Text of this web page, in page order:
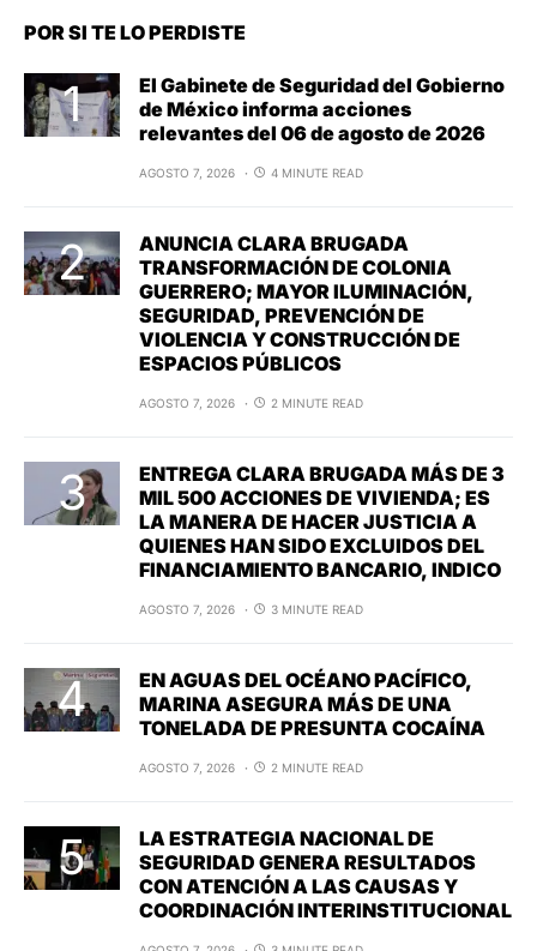
POR SI TE LO PERDISTE
El Gabinete de Seguridad del Gobierno
de México informa acciones
relevantes del 06 de agosto de 2026
AGOSTO 7, 2026 4 MINUTE READ
ANUNCIA CLARA BRUGADA
TRANSFORMACIÓN DE COLONIA
GUERRERO; MAYOR ILUMINACIÓN,
SEGURIDAD, PREVENCIÓN DE
VIOLENCIA Y CONSTRUCCIÓN DE
ESPACIOS PÚBLICOS
AGOSTO 7, 2026 2 MINUTE READ
ENTREGA CLARA BRUGADA MÁS DE 3
MIL 500 ACCIONES DE VIVIENDA; ES
LA MANERA DE HACER JUSTICIA A
QUIENES HAN SIDO EXCLUIDOS DEL
FINANCIAMIENTO BANCARIO, INDICO
AGOSTO 7, 2026 3 MINUTE READ
EN AGUAS DEL OCÉANO PACÍFICO,
MARINA ASEGURA MÁS DE UNA
TONELADA DE PRESUNTA COCAÍNA
AGOSTO 7, 2026 2 MINUTE READ
LA ESTRATEGIA NACIONAL DE
SEGURIDAD GENERA RESULTADOS
CON ATENCIÓN A LAS CAUSAS Y
COORDINACIÓN INTERINSTITUCIONAL